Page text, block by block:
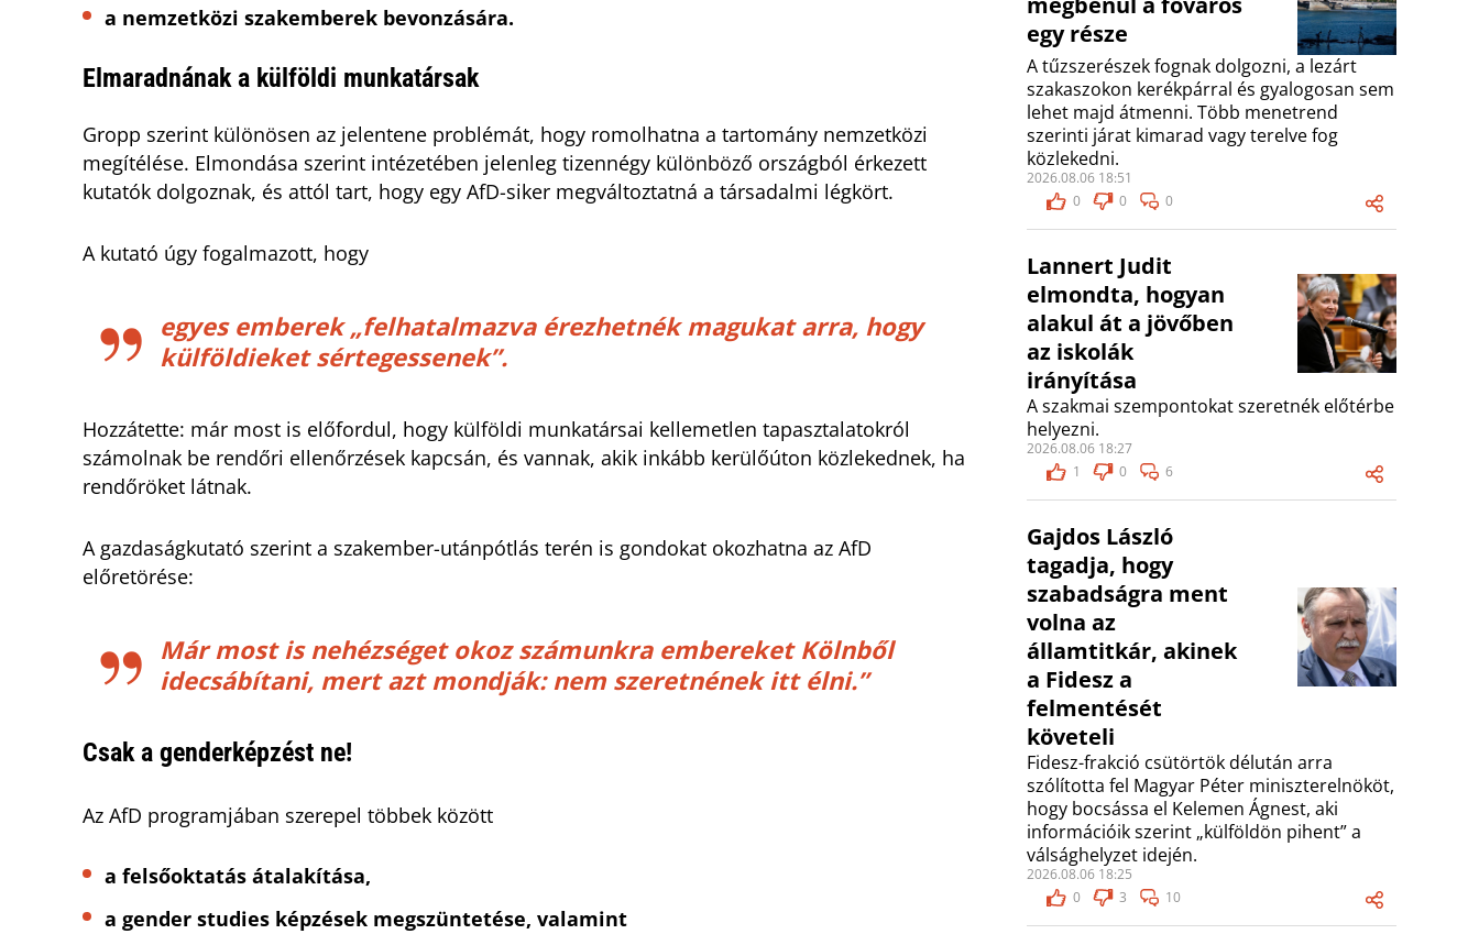
a nemzetközi szakemberek bevonzására.
Elmaradnának a külföldi munkatársak
Gropp szerint különösen az jelentene problémát, hogy romolhatna a tartomány nemzetközi
megítélése. Elmondása szerint intézetében jelenleg tizennégy különböző országból érkezett
kutatók dolgoznak, és attól tart, hogy egy AfD-siker megváltoztatná a társadalmi légkört.
A kutató úgy fogalmazott, hogy
egyes emberek „felhatalmazva érezhetnék magukat arra, hogy
külföldieket sértegessenek”.
Hozzátette: már most is előfordul, hogy külföldi munkatársai kellemetlen tapasztalatokról
számolnak be rendőri ellenőrzések kapcsán, és vannak, akik inkább kerülőúton közlekednek, ha
rendőröket látnak.
A gazdaságkutató szerint a szakember-utánpótlás terén is gondokat okozhatna az AfD
előretörése:
Már most is nehézséget okoz számunkra embereket Kölnből
idecsábítani, mert azt mondják: nem szeretnének itt élni.”
Csak a genderképzést ne!
Az AfD programjában szerepel többek között
a felsőoktatás átalakítása,
a gender studies képzések megszüntetése, valamint
egy része
A tűzszerészek fognak dolgozni, a lezárt
szakaszokon kerékpárral és gyalogosan sem
lehet majd átmenni. Több menetrend
szerinti járat kimarad vagy terelve fog
közlekedni.
2026.08.06 18:51
0
0 0
Lannert Judit
elmondta, hogyan
alakul át a jövőben
az iskolák
irányítása
A szakmai szempontokat szeretnék előtérbe
helyezni.
2026.08.06 18:27
1
0 6
Gajdos László
tagadja, hogy
szabadságra ment
volna az
államtitkár, akinek
a Fidesz a
felmentését
követeli
Fidesz-frakció csütörtök délután arra
szólította fel Magyar Péter miniszterelnököt,
hogy bocsássa el Kelemen Ágnest, aki
információik szerint „külföldön pihent” a
válsághelyzet idején.
2026.08.06 18:25
0
3 10